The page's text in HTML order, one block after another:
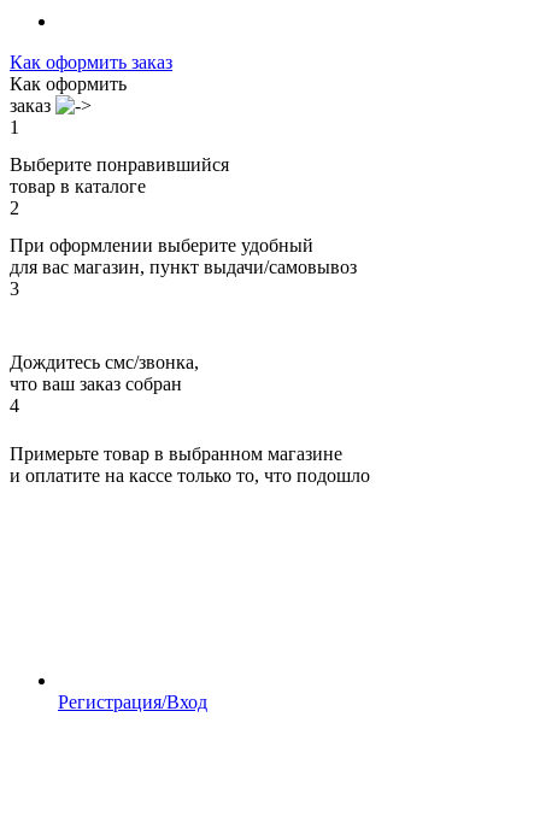
Как оформить заказ
Как оформить
заказ
1
Выберите понравившийся
товар в каталоге
2
При оформлении выберите удобный
для вас магазин, пункт выдачи/самовывоз
3
Дождитесь смс/звонка,
что ваш заказ собран
4
Примерьте товар в выбранном магазине
и оплатите на кассе только то, что подошло
Регистрация/Вход